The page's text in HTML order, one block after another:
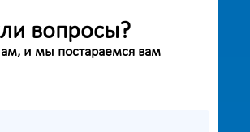
вопросы?
и мы постараемся вам